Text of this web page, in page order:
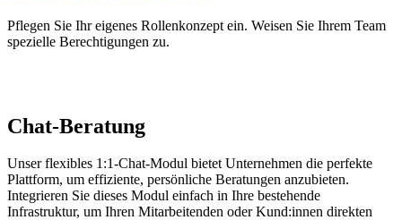
Pflegen Sie Ihr eigenes Rollenkonzept ein. Weisen Sie Ihrem Team
spezielle Berechtigungen zu.
Chat-Beratung
Unser flexibles 1:1-Chat-Modul bietet Unternehmen die perfekte
Plattform, um effiziente, persönliche Beratungen anzubieten.
Integrieren Sie dieses Modul einfach in Ihre bestehende
Infrastruktur, um Ihren Mitarbeitenden oder Kund:innen direkten